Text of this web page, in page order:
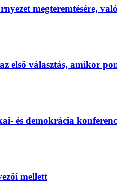
megteremtésére,
első választás, amikor
és demokrácia
mellett